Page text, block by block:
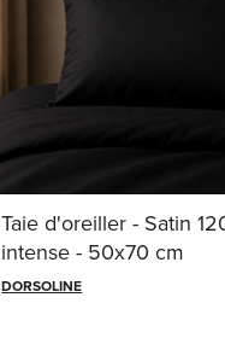
Taie d'oreiller - Satin
intense - 50x70 cm
DORSOLINE